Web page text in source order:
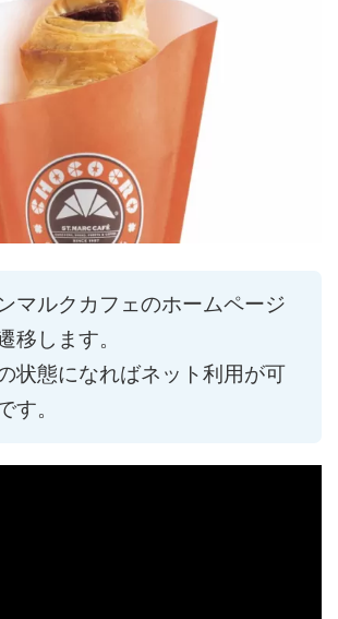
マルクカフェのホームページ
移します。
状態になればネット利用が可
す。